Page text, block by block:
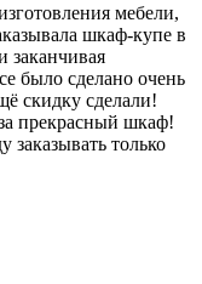
мебели,
шкаф-купе в
заканчивая
было сделано очень
скидку сделали!
прекрасный шкаф!
заказывать только